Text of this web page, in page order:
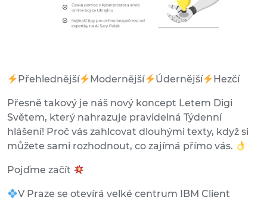
Přehlednější Modernější Údernější Hezčí
Přesně takový je náš nový koncept Letem Digi
Světem, který nahrazuje pravidelná Týdenní
hlášení! Proč vás zahlcovat dlouhými texty, když si
můžete sami rozhodnout, co zajímá přímo vás.
Pojďme začít
V Praze se otevírá velké centrum IBM Client